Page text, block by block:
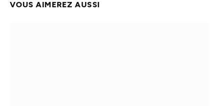
VOUS AIMEREZ AUSSI